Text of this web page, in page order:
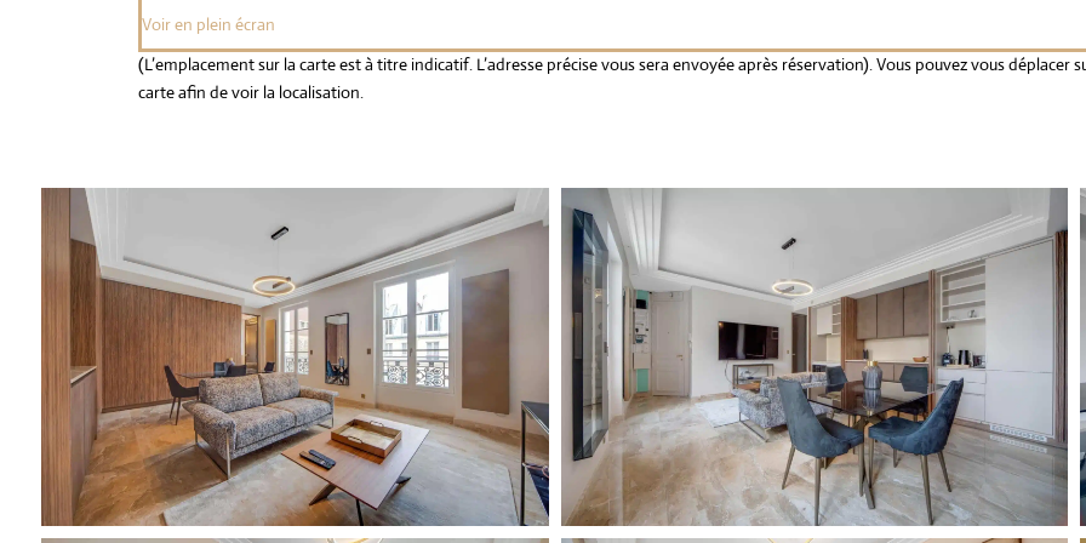
Voir en plein écran
(L’emplacement sur la carte est à titre indicatif. L’adresse précise vous sera envoyée après réservation). Vous pouvez vous déplacer
carte afin de voir la localisation.